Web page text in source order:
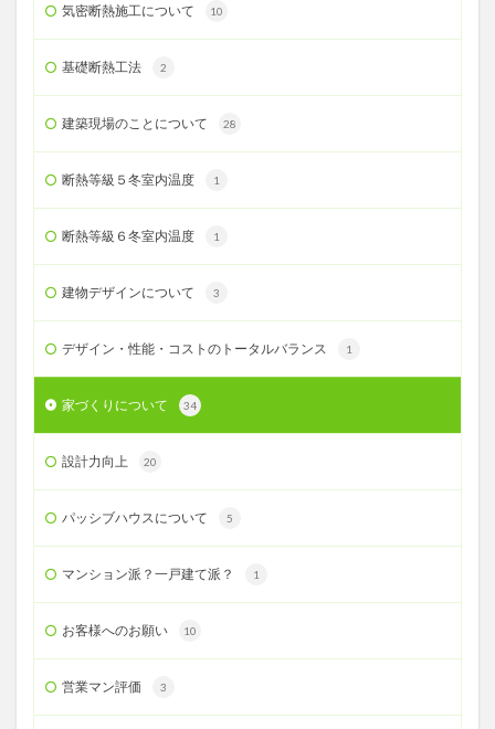
気密断熱施工について 10
基礎断熱工法 2
建築現場のことについて 28
断熱等級５冬室内温度 1
断熱等級６冬室内温度 1
建物デザインについて 3
デザイン・性能・コストのトータルバランス 1
家づくりについて 34
設計力向上 20
パッシブハウスについて 5
マンション派？一戸建て派？ 1
お客様へのお願い 10
営業マン評価 3